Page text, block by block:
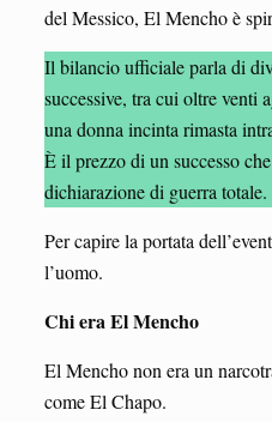
del Messico, El Mencho è
Il bilancio ufficiale parla di
successive, tra cui oltre venti
una donna incinta rimasta
È il prezzo di un successo
dichiarazione di guerra totale.
Per capire la portata
l’uomo.
Chi era El Mencho
El Mencho non era un
come El Chapo.